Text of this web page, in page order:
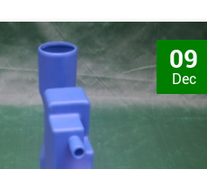
09
Dec